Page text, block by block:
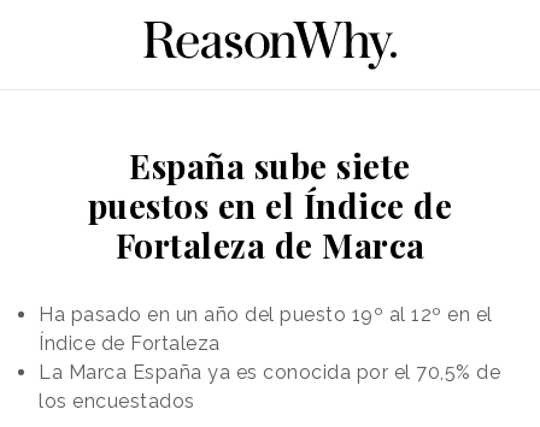
España sube siete
puestos en el Índice de
Fortaleza de Marca
Ha pasado en un año del puesto 19º al 12º en el
Índice de Fortaleza
La Marca España ya es conocida por el 70,5% de
los encuestados